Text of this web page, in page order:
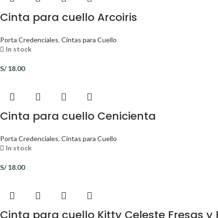
Cinta para cuello Arcoiris
Porta Credenciales, Cintas para Cuello
In stock
S/18.00
Cinta para cuello Cenicienta
Porta Credenciales, Cintas para Cuello
In stock
S/18.00
Cinta para cuello Kitty Celeste Fresas y